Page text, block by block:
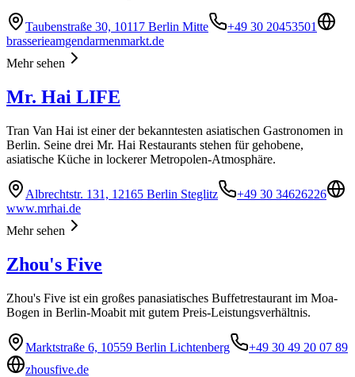
Taubenstraße 30, 10117 Berlin Mitte
+49 30 20453501
brasserieamgendarmenmarkt.de
Mehr sehen
Mr. Hai LIFE
Tran Van Hai ist einer der bekanntesten asiatischen Gastronomen in
Berlin. Seine drei Mr. Hai Restaurants stehen für gehobene,
asiatische Küche in lockerer Metropolen-Atmosphäre.
Albrechtstr. 131, 12165 Berlin Steglitz
+49 30 34626226
www.mrhai.de
Mehr sehen
Zhou's Five
Zhou's Five ist ein großes panasiatisches Buffetrestaurant im Moa-
Bogen in Berlin-Moabit mit gutem Preis-Leistungsverhältnis.
Marktstraße 6, 10559 Berlin Lichtenberg
+49 30 49 20 07 89
zhousfive.de